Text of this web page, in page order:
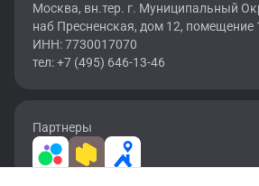
Москва, вн.тер. г. Муниципальный
наб Пресненская, дом 12, помещение
ИНН: 7730017070
тел: +7 (495) 646-13-46
Партнеры